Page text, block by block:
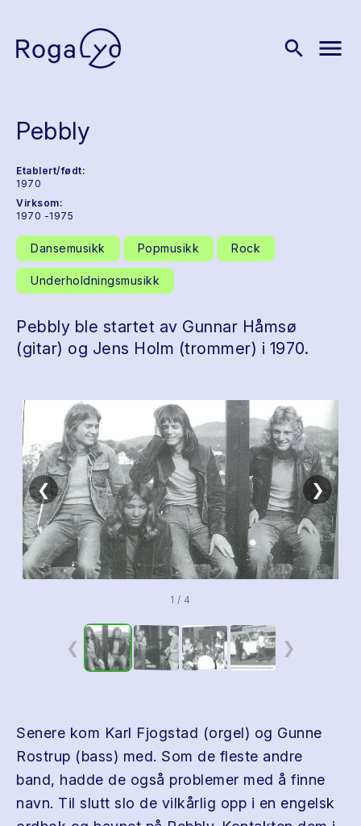
search menu
Pebbly
Etablert/født:
1970
Virksom:
1970 -1975
Dansemusikk Popmusikk Rock
Underholdningsmusikk
Pebbly ble startet av Gunnar Håmsø
(gitar) og Jens Holm (trommer) i 1970.
❮ ❯
1 / 4
❮ ❯
Senere kom Karl Fjogstad (orgel) og Gunne
Rostrup (bass) med. Som de fleste andre
band, hadde de også problemer med å finne
navn. Til slutt slo de vilkårlig opp i en engelsk